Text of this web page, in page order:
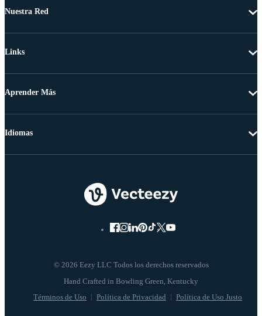
Nuestra Red
Links
Aprender Más
© 2026 Eezy LLC Todos los derechos reservados
Términos de Uso Política de Privacidad Política de Uso Justo
Idiomas